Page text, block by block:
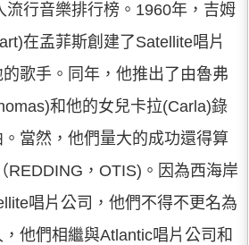
流行音樂排行榜。1960年，吉姆
在孟菲斯創建了Satellite唱片
歌手。同年，他推出了由魯弗
和他的女兒卡拉(Carla)錄
當然，他們量大的成功還得算
REDDING，OTIS)。因為西海岸
唱片公司，他們不得不更名為
他們相繼與Atlantic唱片公司和